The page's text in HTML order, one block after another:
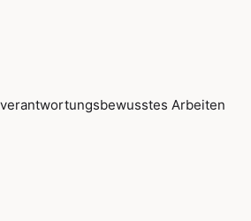
verantwortungsbewusstes Arbeiten